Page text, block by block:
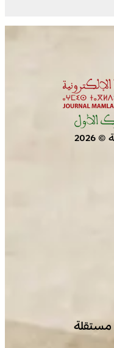
سبتة المحتلة على
عشة بمنطقة منابع
مستقلة